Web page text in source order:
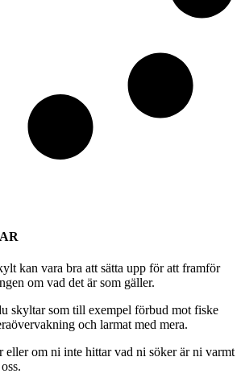
kan vara bra att sätta upp för att framför
om vad det är som gäller.
skyltar som till exempel förbud mot fiske
och larmat med mera.
eller om ni inte hittar vad ni söker är ni varmt